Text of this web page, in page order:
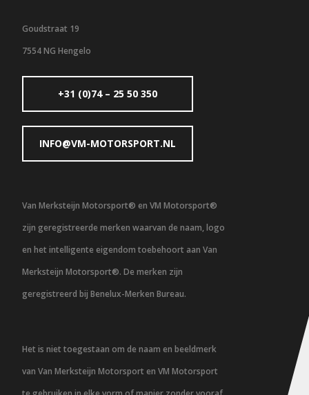
Goudstraat 19
7554 NG Hengelo
+31 (0)74 – 25 50 350
INFO@VM-MOTORSPORT.NL
Van Merksteijn Motorsport® en VM Motorsport®
zijn geregistreerde merken waarvan de naam, logo
en het intelligente eigendom toebehoort aan Van
Merksteijn Motorsport®. De merken zijn
geregistreerd bij Benelux-Merken Bureau.
Het is niet toegestaan om de naam en beeldmerk
van Van Merksteijn Motorsport en VM Motorsport